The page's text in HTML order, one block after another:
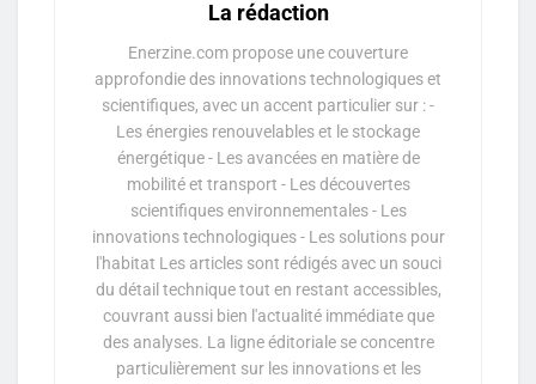
La rédaction
Enerzine.com propose une couverture
approfondie des innovations technologiques et
scientifiques, avec un accent particulier sur : -
Les énergies renouvelables et le stockage
énergétique - Les avancées en matière de
mobilité et transport - Les découvertes
scientifiques environnementales - Les
innovations technologiques - Les solutions pour
l'habitat Les articles sont rédigés avec un souci
du détail technique tout en restant accessibles,
couvrant aussi bien l'actualité immédiate que
des analyses. La ligne éditoriale se concentre
particulièrement sur les innovations et les